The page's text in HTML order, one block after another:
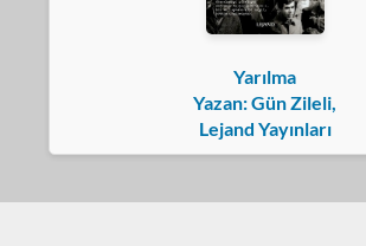
Yarılma
Yazan: Gün Zileli,
Lejand Yayınları